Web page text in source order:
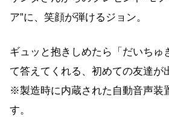
ア”に、笑顔が弾けるジョン。
ギュッと抱きしめたら「だいちゅ
て答えてくれる、初めての友達が
※製造時に内蔵された自動音声装
す。